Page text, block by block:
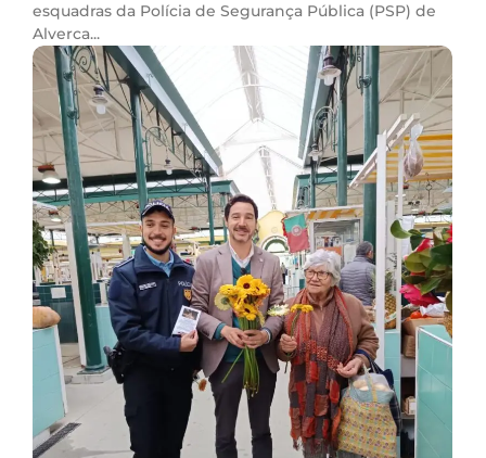
esquadras da Polícia de Segurança Pública (PSP) de
Alverca...